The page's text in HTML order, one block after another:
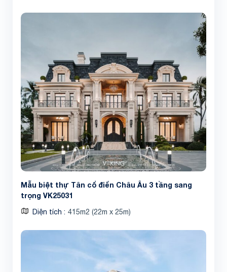
Mẫu biệt thự Tân cổ điển Châu Âu 3 tầng sang
trọng VK25031
Diện tích 415m2 (22m x 25m)